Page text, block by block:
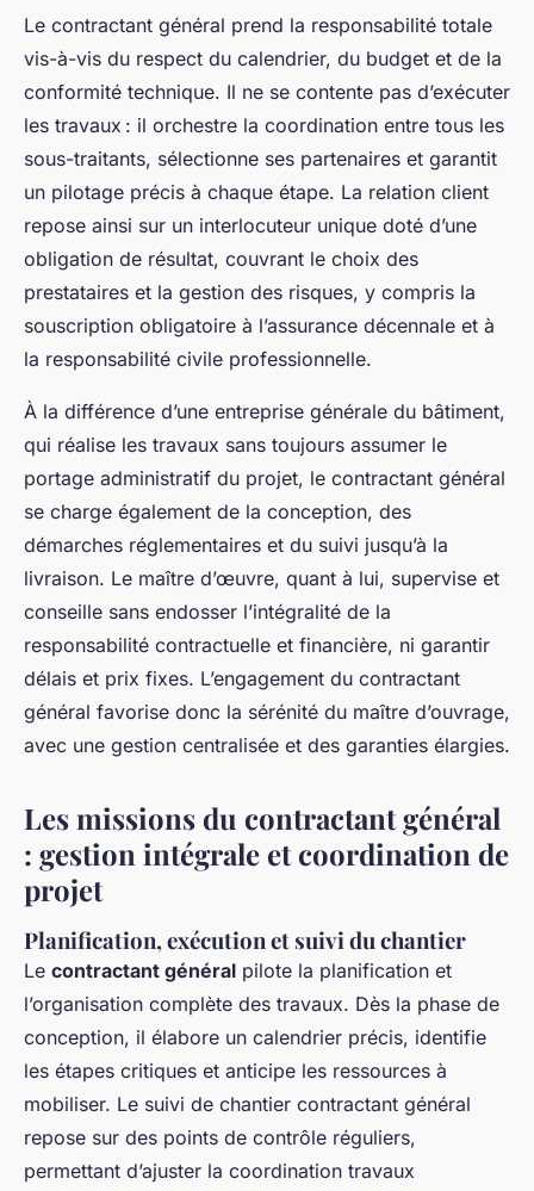
Le contractant général prend la responsabilité totale
vis-à-vis du respect du calendrier, du budget et de la
conformité technique. Il ne se contente pas d’exécuter
les travaux : il orchestre la coordination entre tous les
sous-traitants, sélectionne ses partenaires et garantit
un pilotage précis à chaque étape. La relation client
repose ainsi sur un interlocuteur unique doté d’une
obligation de résultat, couvrant le choix des
prestataires et la gestion des risques, y compris la
souscription obligatoire à l’assurance décennale et à
la responsabilité civile professionnelle.
À la différence d’une entreprise générale du bâtiment,
qui réalise les travaux sans toujours assumer le
portage administratif du projet, le contractant général
se charge également de la conception, des
démarches réglementaires et du suivi jusqu’à la
livraison. Le maître d’œuvre, quant à lui, supervise et
conseille sans endosser l’intégralité de la
responsabilité contractuelle et financière, ni garantir
délais et prix fixes. L’engagement du contractant
général favorise donc la sérénité du maître d’ouvrage,
avec une gestion centralisée et des garanties élargies.
Les missions du contractant général
: gestion intégrale et coordination de
projet
Planification, exécution et suivi du chantier
Le contractant général pilote la planification et
l’organisation complète des travaux. Dès la phase de
conception, il élabore un calendrier précis, identifie
les étapes critiques et anticipe les ressources à
mobiliser. Le suivi de chantier contractant général
repose sur des points de contrôle réguliers,
permettant d’ajuster la coordination travaux